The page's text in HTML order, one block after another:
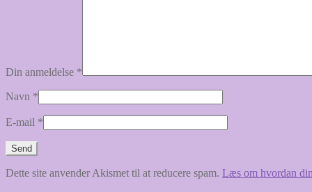
Din anmeldelse *
Navn *
E-mail *
Dette site anvender Akismet til at reducere spam. Læs om hvordan